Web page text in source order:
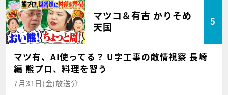
マツコ＆有吉 かりそめ
天国
5
マツ有、AI使ってる？ U字工事の敵情視察 長崎
編 熊プロ、料理を習う
7月31日(金)放送分